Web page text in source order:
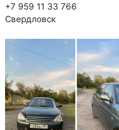
+7 959 11 33 766
Свердловск